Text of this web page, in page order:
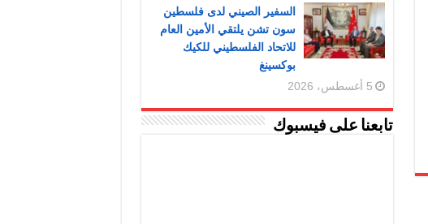
السفير الصيني لدى فلسطين
سون تشن يلتقي الأمين العام
للاتحاد الفلسطيني للكيك
بوكسينغ
5 أغسطس، 2026
تابعنا على فيسبوك